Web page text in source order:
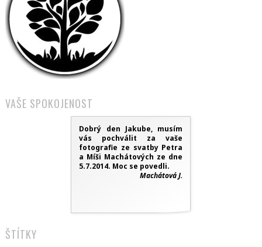
VAŠE SPOKOJENOST
Dobrý den Jakube, musím
vás pochválit za vaše
fotografie ze svatby Petra
a Míši Machátových ze dne
5.7.2014. Moc se povedli.
Machátová J.
ŠTÍTKY